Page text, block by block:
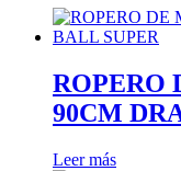
ROPERO
90CM
Leer más